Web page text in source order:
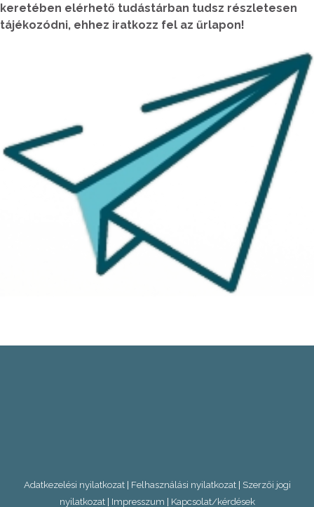
keretében elérhető tudástárban tudsz részletesen
tájékozódni, ehhez iratkozz fel az űrlapon!
Adatkezelési nyilatkozat | Felhasználási nyilatkozat | Szerzői jogi
nyilatkozat | Impresszum | Kapcsolat/kérdések